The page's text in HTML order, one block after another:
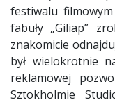
festiwalu
fabuły „Giliap”
znakomicie
był wielokrotnie
reklamowej
Sztokholmie